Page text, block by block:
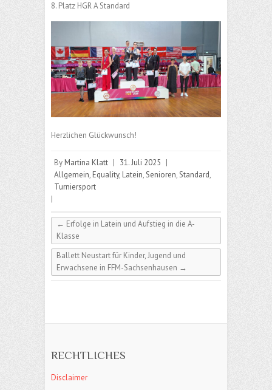
8. Platz HGR A Standard
Herzlichen Glückwunsch!
By Martina Klatt | 31. Juli 2025 |
Allgemein, Equality, Latein,Senioren,Standard,
Turniersport
|
← Erfolge in Latein und Aufstieg in die A-
Klasse
Ballett Neustart für Kinder, Jugend und
Erwachsene in FFM-Sachsenhausen →
RECHTLICHES
Disclaimer